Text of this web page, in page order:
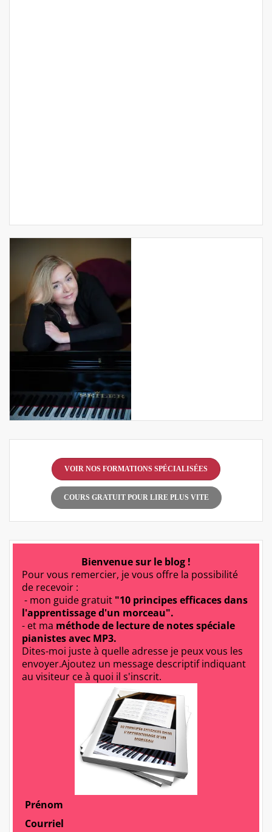
VOIR NOS FORMATIONS SPÉCIALISÉES
COURS GRATUIT POUR LIRE PLUS VITE